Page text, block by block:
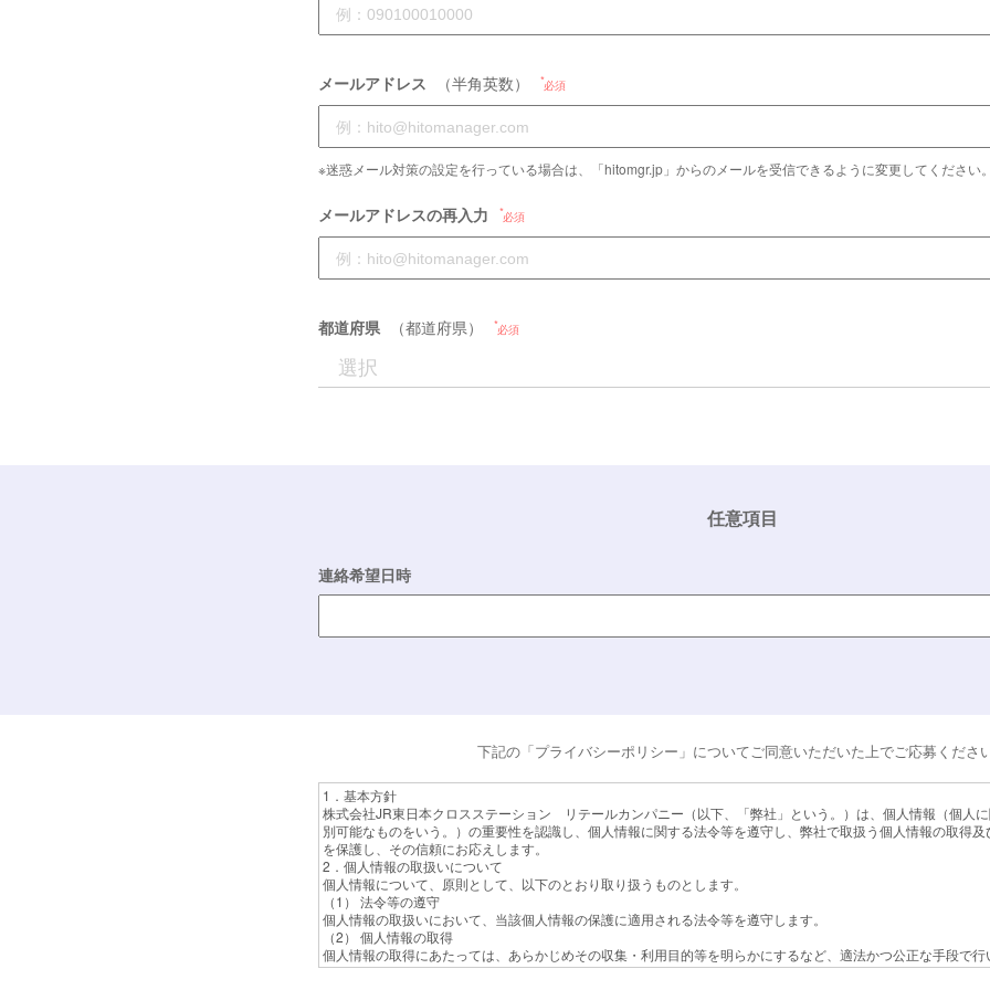
メールアドレス （半角英数） 必須
※迷惑メール対策の設定を行っている場合は、「hitomgr.jp」からのメールを受信できるように変更してください
メールアドレスの再入力 必須
都道府県 （都道府県） 必須
任意項目
連絡希望日時
下記の「プライバシーポリシー」についてご同意いただいた上でご応募くださ
1．基本方針
株式会社JR東日本クロスステーション リテールカンパニー（以下、「弊社」という。）は、個人情報（個人
別可能なものをいう。）の重要性を認識し、個人情報に関する法令等を遵守し、弊社で取扱う個人情報の取得
を保護し、その信頼にお応えします。
2．個人情報の取扱いについて
個人情報について、原則として、以下のとおり取り扱うものとします。
（1） 法令等の遵守
個人情報の取扱いにおいて、当該個人情報の保護に適用される法令等を遵守します。
（2） 個人情報の取得
個人情報の取得にあたっては、あらかじめその収集・利用目的等を明らかにするなど、適法かつ公正な手段で行
（3） 個人情報の利用